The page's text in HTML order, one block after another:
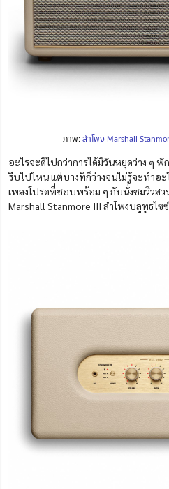
ภาพ:ลำโพง Marshall
อะไรจะดีไปกว่าการได้มีวันหยุดว่าง ๆ
รีบไปไหน แต่บางทีก็ว่างจนไม่รู้จะทำอ
เพลงโปรดที่ชอบพร้อม ๆ กับนั่งชมวิวสว
Marshall Stanmore III ลำโพงบลูทูธไซ